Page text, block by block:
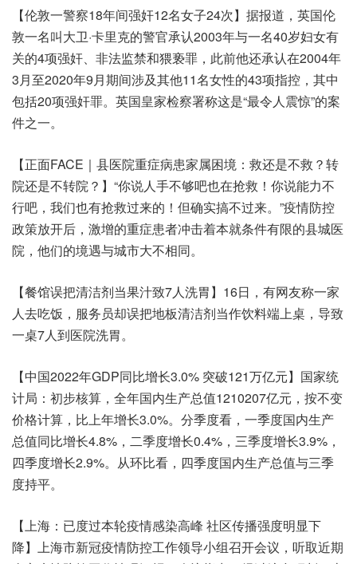
【伦敦一警察18年间强奸12名女子24次】据报道，英国伦
敦一名叫大卫·卡里克的警官承认2003年与一名40岁妇女有
关的4项强奸、非法监禁和猥亵罪，此前他还承认在2004年
3月至2020年9月期间涉及其他11名女性的43项指控，其中
包括20项强奸罪。英国皇家检察署称这是“最令人震惊”的案
件之一。
【正面FACE｜县医院重症病患家属困境：救还是不救？转
院还是不转院？】“你说人手不够吧也在抢救！你说能力不
行吧，我们也有抢救过来的！但确实搞不过来。”疫情防控
政策放开后，激增的重症患者冲击着本就条件有限的县城医
院，他们的境遇与城市大不相同。
【餐馆误把清洁剂当果汁致7人洗胃】16日，有网友称一家
人去吃饭，服务员却误把地板清洁剂当作饮料端上桌，导致
一桌7人到医院洗胃。
【中国2022年GDP同比增长3.0% 突破121万亿元】国家统
计局：初步核算，全年国内生产总值1210207亿元，按不变
价格计算，比上年增长3.0%。分季度看，一季度国内生产
总值同比增长4.8%，二季度增长0.4%，三季度增长3.9%，
四季度增长2.9%。从环比看，四季度国内生产总值与三季
度持平。
【上海：已度过本轮疫情感染高峰 社区传播强度明显下
降】上海市新冠疫情防控工作领导小组召开会议，听取近期